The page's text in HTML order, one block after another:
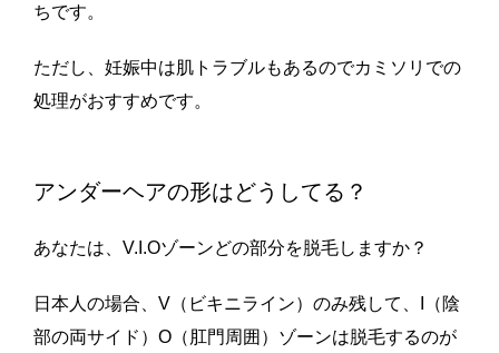
ちです。
ただし、妊娠中は肌トラブルもあるのでカミソリでの
処理がおすすめです。
アンダーヘアの形はどうしてる？
あなたは、V.I.Oゾーンどの部分を脱毛しますか？
日本人の場合、V（ビキニライン）のみ残して、I（陰
部の両サイド）O（肛門周囲）ゾーンは脱毛するのが